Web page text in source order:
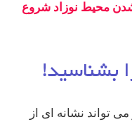
شدن محیط نوزاد شروع
بشناسید!
تواند نشانه ای از